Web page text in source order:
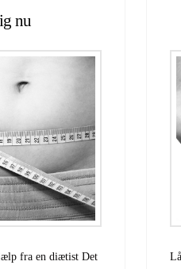
nu
fra en diætist Det